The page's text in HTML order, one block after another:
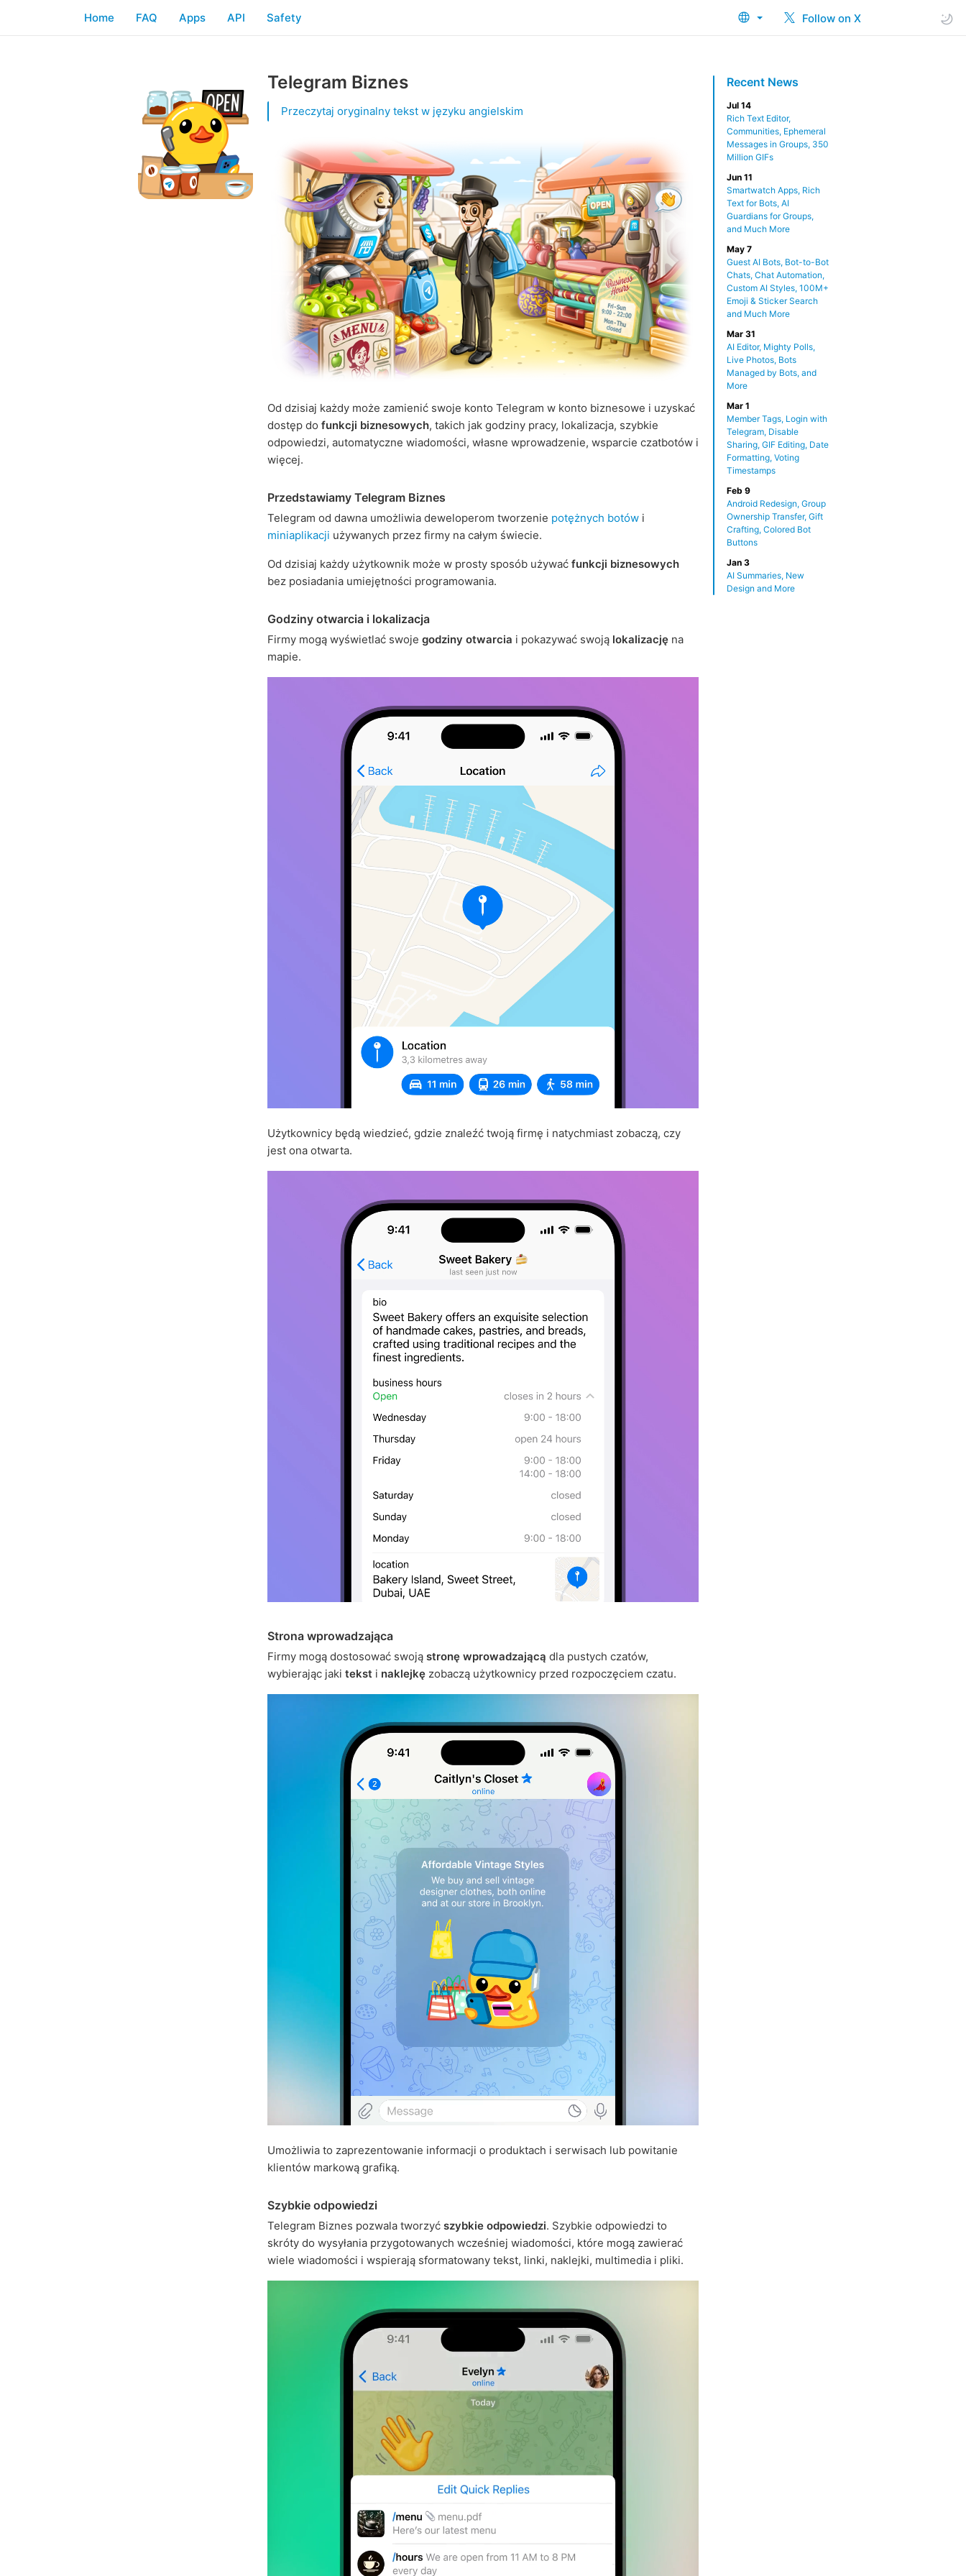
Follow on X
Home FAQ Apps API Safety
Recent News
Jul 14
Rich Text Editor,
Communities, Ephemeral
Messages in Groups, 350
Million GIFs
Jun 11
Smartwatch Apps, Rich
Text for Bots, AI
Guardians for Groups,
and Much More
May 7
Guest AI Bots, Bot-to-Bot
Chats, Chat Automation,
Custom AI Styles, 100M+
Emoji & Sticker Search
and Much More
Mar 31
AI Editor, Mighty Polls,
Live Photos, Bots
Managed by Bots, and
More
Mar 1
Member Tags, Login with
Telegram, Disable
Sharing, GIF Editing, Date
Formatting, Voting
Timestamps
Feb 9
Android Redesign, Group
Ownership Transfer, Gift
Crafting, Colored Bot
Buttons
Jan 3
AI Summaries, New
Design and More
Telegram Biznes
Przeczytaj oryginalny tekst w języku angielskim
Od dzisiaj każdy może zamienić swoje konto Telegram w konto biznesowe i uzyskać
dostęp do funkcji biznesowych, takich jak godziny pracy, lokalizacja, szybkie
odpowiedzi, automatyczne wiadomości, własne wprowadzenie, wsparcie czatbotów i
więcej.
Przedstawiamy Telegram Biznes
Telegram od dawna umożliwia deweloperom tworzenie potężnych botów i
miniaplikacji używanych przez firmy na całym świecie.
Od dzisiaj każdy użytkownik może w prosty sposób używać funkcji biznesowych
bez posiadania umiejętności programowania.
Godziny otwarcia i lokalizacja
Firmy mogą wyświetlać swoje godziny otwarcia i pokazywać swoją lokalizację na
mapie.
Użytkownicy będą wiedzieć, gdzie znaleźć twoją firmę i natychmiast zobaczą, czy
jest ona otwarta.
Strona wprowadzająca
Firmy mogą dostosować swoją stronę wprowadzającą dla pustych czatów,
wybierając jaki tekst i naklejkę zobaczą użytkownicy przed rozpoczęciem czatu.
Umożliwia to zaprezentowanie informacji o produktach i serwisach lub powitanie
klientów markową grafiką.
Szybkie odpowiedzi
Telegram Biznes pozwala tworzyć szybkie odpowiedzi. Szybkie odpowiedzi to
skróty do wysyłania przygotowanych wcześniej wiadomości, które mogą zawierać
wiele wiadomości i wspierają sformatowany tekst, linki, naklejki, multimedia i pliki.